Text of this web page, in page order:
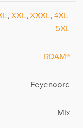
, XXL, XXXL, 4XL,
5XL
RDAM®
Feyenoord
Mix